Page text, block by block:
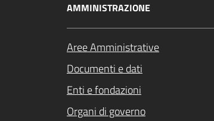
AMMINISTRAZIONE
Aree Amministrative
Documenti e dati
Enti e fondazioni
Organi di governo